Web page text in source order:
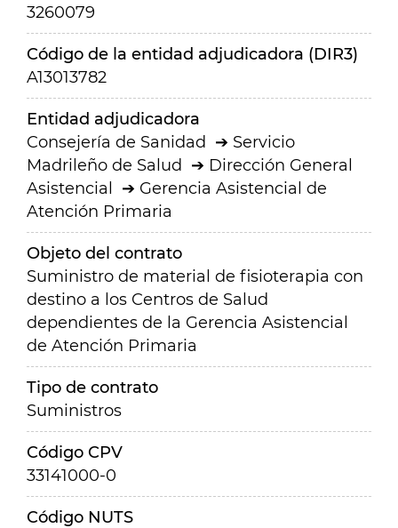
3260079
Código de la entidad adjudicadora (DIR3)
A13013782
Entidad adjudicadora
Consejería de Sanidad
Servicio
Madrileño de Salud
Dirección General
Asistencial
Gerencia Asistencial de
Atención Primaria
Objeto del contrato
Suministro de material de fisioterapia con
destino a los Centros de Salud
dependientes de la Gerencia Asistencial
de Atención Primaria
Tipo de contrato
Suministros
Código CPV
33141000-0
Código NUTS